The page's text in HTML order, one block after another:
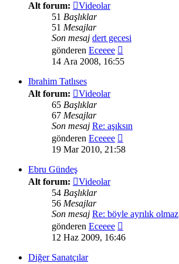
Alt forum:
Videolar
51 Başlıklar
51 Mesajlar
Son mesaj dert gecesi
gönderen Eceeee
mesajı
14 Ara 2008, 16:55
Ibrahim Tatlıses
Alt forum:
Videolar
65 Başlıklar
67 Mesajlar
Son mesaj Re: aşıksın
gönderen Eceeee
mesajı
19 Mar 2010, 21:58
Ebru Gündeş
Alt forum:
Videolar
54 Başlıklar
56 Mesajlar
Son mesaj Re: böyle ayrılık olmaz
gönderen Eceeee
mesajı
12 Haz 2009, 16:46
Diğer Sanatçılar